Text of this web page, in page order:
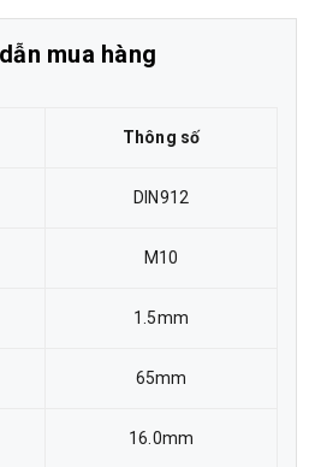
mua hàng
Thông số
DIN912
M10
1.5mm
65mm
16.0mm